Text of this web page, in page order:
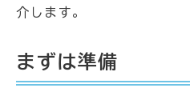
介します。
まずは準備